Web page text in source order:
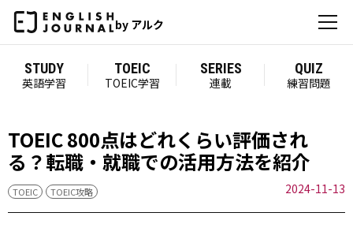
by アルク
STUDY
英語学習
TOEIC
TOEIC学習
SERIES
連載
QUIZ
練習問題
TOEIC 800点はどれくらい評価され
る？転職・就職での活用方法を紹介
TOEIC TOEIC攻略 2024-11-13